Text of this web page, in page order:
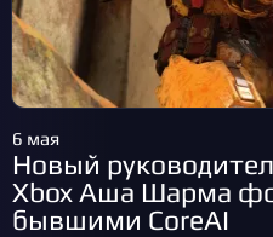
6 мая
Новый
Xbox Аша Шарма
бывшими CoreAI